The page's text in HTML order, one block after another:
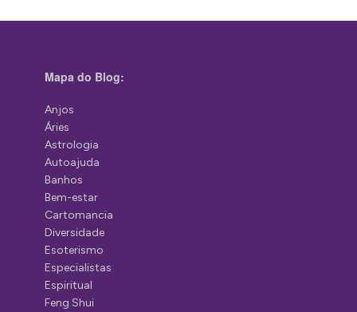
Mapa do Blog:
Anjos
Áries
Astrologia
Autoajuda
Banhos
Bem-estar
Cartomancia
Diversidade
Esoterismo
Especialistas
Espiritual
Feng Shui